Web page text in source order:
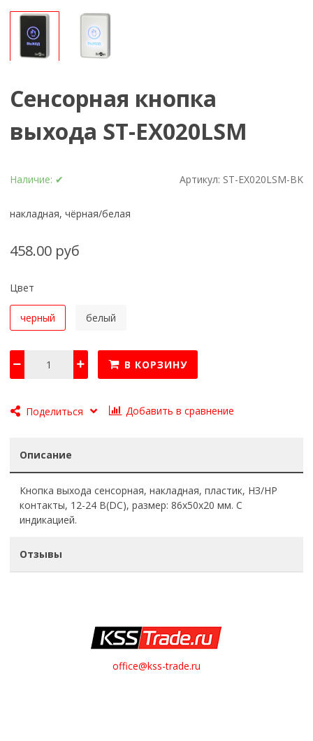
Сенсорная кнопка
выхода ST-EX020LSM
Наличие: ✔ Артикул: ST-EX020LSM-BK
накладная, чёрная/белая
458.00 руб
Цвет
черный белый
В КОРЗИНУ
Поделиться Добавить в сравнение
Описание
Кнопка выхода сенсорная, накладная, пластик, НЗ/НР
контакты, 12-24 В(DC), размер: 86х50х20 мм. С
индикацией.
Отзывы
office@kss-trade.ru